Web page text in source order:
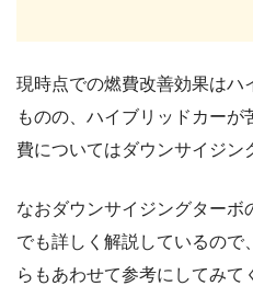
現時点での燃費改善効果はハ
ものの、ハイブリッドカー
費についてはダウンサイジン
なおダウンサイジングター
でも詳しく解説しているので
らもあわせて参考にしてみて